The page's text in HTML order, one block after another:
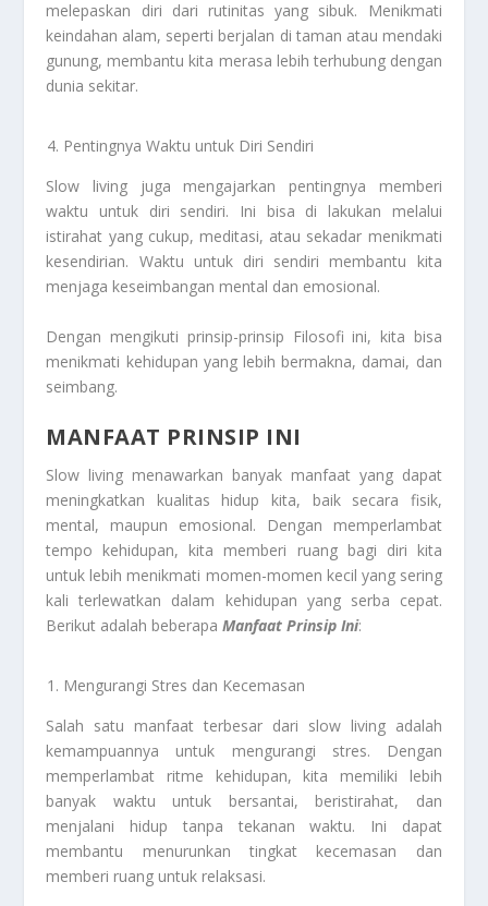
melepaskan diri dari rutinitas yang sibuk. Menikmati
keindahan alam, seperti berjalan di taman atau mendaki
gunung, membantu kita merasa lebih terhubung dengan
dunia sekitar.
Pentingnya Waktu untuk Diri Sendiri
Slow living juga mengajarkan pentingnya memberi
waktu untuk diri sendiri. Ini bisa di lakukan melalui
istirahat yang cukup, meditasi, atau sekadar menikmati
kesendirian. Waktu untuk diri sendiri membantu kita
menjaga keseimbangan mental dan emosional.
Dengan mengikuti prinsip-prinsip Filosofi ini, kita bisa
menikmati kehidupan yang lebih bermakna, damai, dan
seimbang.
MANFAAT PRINSIP INI
Slow living menawarkan banyak manfaat yang dapat
meningkatkan kualitas hidup kita, baik secara fisik,
mental, maupun emosional. Dengan memperlambat
tempo kehidupan, kita memberi ruang bagi diri kita
untuk lebih menikmati momen-momen kecil yang sering
kali terlewatkan dalam kehidupan yang serba cepat.
Berikut adalah beberapaManfaat Prinsip Ini:
Mengurangi Stres dan Kecemasan
Salah satu manfaat terbesar dari slow living adalah
kemampuannya untuk mengurangi stres. Dengan
memperlambat ritme kehidupan, kita memiliki lebih
banyak waktu untuk bersantai, beristirahat, dan
menjalani hidup tanpa tekanan waktu. Ini dapat
membantu menurunkan tingkat kecemasan dan
memberi ruang untuk relaksasi.